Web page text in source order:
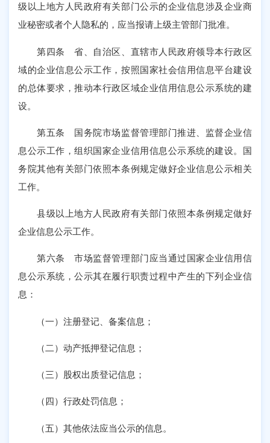
级以上地方人民政府有关部门公示的企业信息涉及企业商
业秘密或者个人隐私的，应当报请上级主管部门批准。
第四条 省、自治区、直辖市人民政府领导本行政区
域的企业信息公示工作，按照国家社会信用信息平台建设
的总体要求，推动本行政区域企业信用信息公示系统的建
设。
第五条 国务院市场监督管理部门推进、监督企业信
息公示工作，组织国家企业信用信息公示系统的建设。国
务院其他有关部门依照本条例规定做好企业信息公示相关
工作。
县级以上地方人民政府有关部门依照本条例规定做好
企业信息公示工作。
第六条 市场监督管理部门应当通过国家企业信用信
息公示系统，公示其在履行职责过程中产生的下列企业信
息：
（一）注册登记、备案信息；
（二）动产抵押登记信息；
（三）股权出质登记信息；
（四）行政处罚信息；
（五）其他依法应当公示的信息。